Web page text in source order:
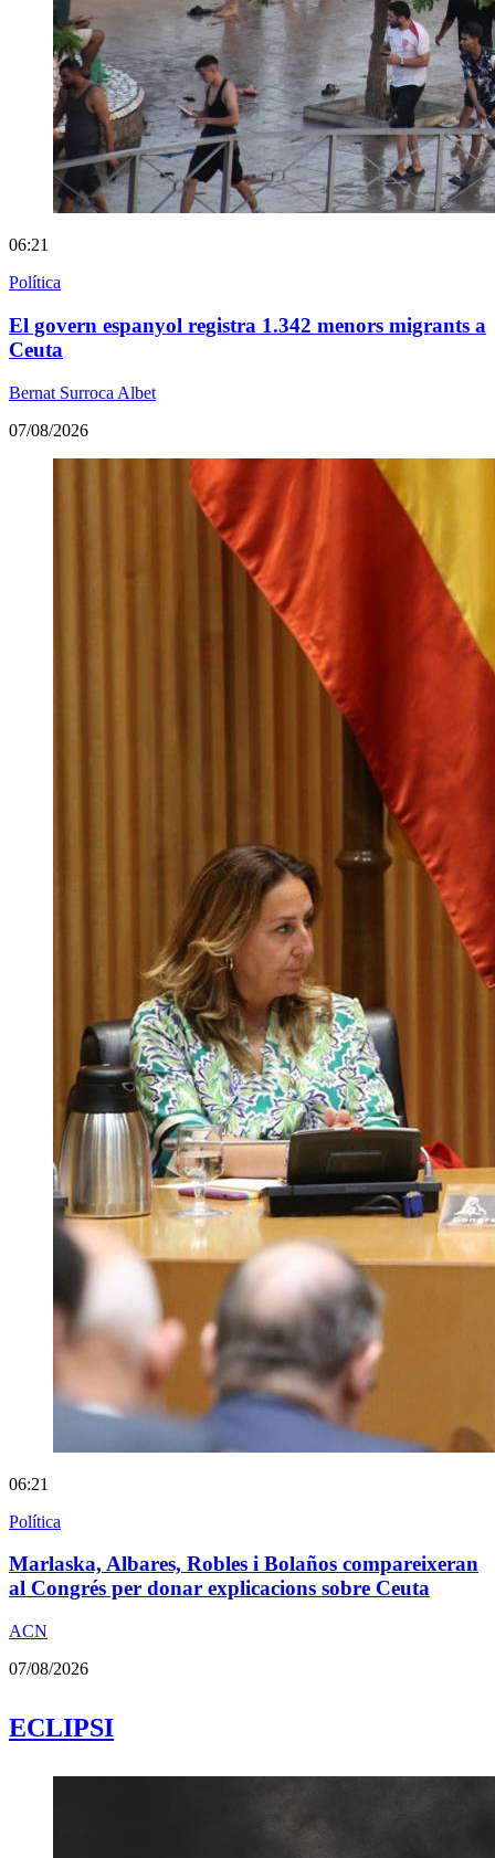
06:21
Política
El govern espanyol registra 1.342 menors migrants a
Ceuta
Bernat Surroca Albet
07/08/2026
06:21
Política
Marlaska, Albares, Robles i Bolaños compareixeran
al Congrés per donar explicacions sobre Ceuta
ACN
07/08/2026
ECLIPSI